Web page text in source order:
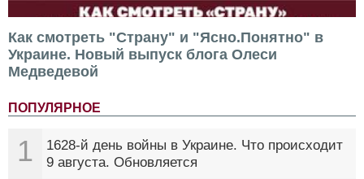
Как смотреть "Страну" и "Ясно.Понятно" в
Украине. Новый выпуск блога Олеси
Медведевой
ПОПУЛЯРНОЕ
1
1628-й день войны в Украине. Что происходит
9 августа. Обновляется